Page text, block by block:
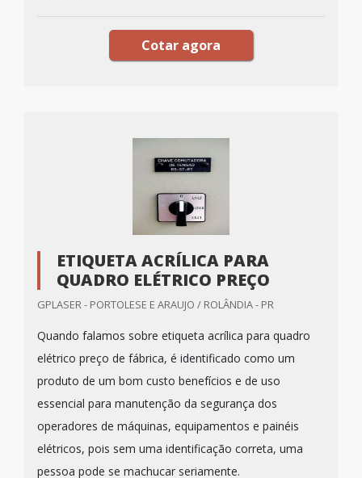
Cotar agora
ETIQUETA ACRÍLICA PARA
QUADRO ELÉTRICO PREÇO
GPLASER - PORTOLESE E ARAUJO / ROLÂNDIA - PR
Quando falamos sobre etiqueta acrílica para quadro
elétrico preço de fábrica, é identificado como um
produto de um bom custo benefícios e de uso
essencial para manutenção da segurança dos
operadores de máquinas, equipamentos e painéis
elétricos, pois sem uma identificação correta, uma
pessoa pode se machucar seriamente.